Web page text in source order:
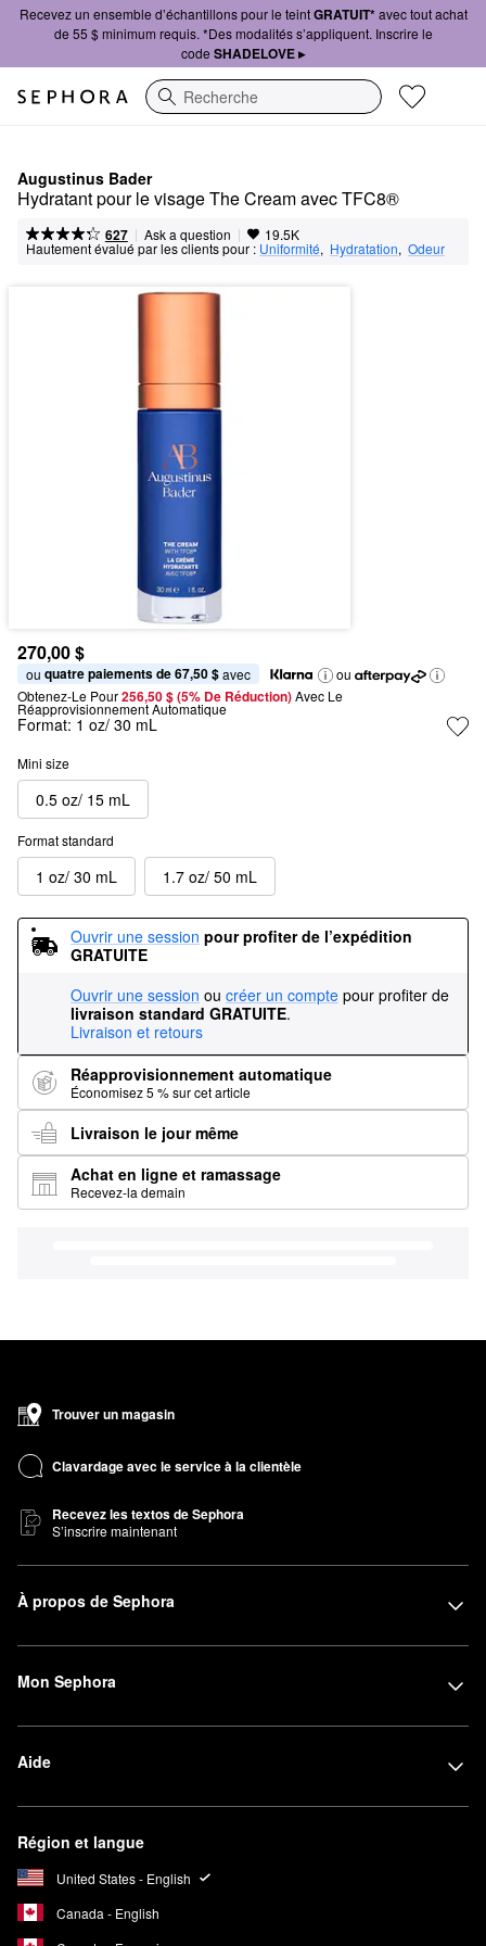
Recevez un ensemble d’échantillons pour le teintGRATUIT*avec tout achat
de 55 $ minimum requis. *Des modalités s’appliquent. Inscrire le
code SHADELOVE ▸
Recherche
Augustinus Bader
Hydratant pour le visage The Cream avec TFC8®
627 | Ask a question | 19.5K
Hautement évalué par les clients pour : Uniformité, Hydratation, Odeur
270,00 $
ou quatre paiements de 67,50 $ avec
ou
Obtenez-Le Pour256,50 $ (5% De Réduction) Avec Le
Réapprovisionnement Automatique
Format: 1 oz/ 30 mL
Mini size
0.5 oz/ 15 mL
Format standard
1 oz/ 30 mL 1.7 oz/ 50 mL
Ouvrir une session pour profiter de l’expédition
GRATUITE
Ouvrir une session ou créer un compte pour profiter de
livraison standard GRATUITE.
Livraison et retours
Réapprovisionnement automatique
Économisez 5 % sur cet article
Livraison le jour même
Achat en ligne et ramassage
Recevez-la demain
Trouver un magasin
Clavardage avec le service à la clientèle
Recevez les textos de Sephora
S’inscrire maintenant
À propos de Sephora
Mon Sephora
Aide
Région et langue
United States - English
Canada - English